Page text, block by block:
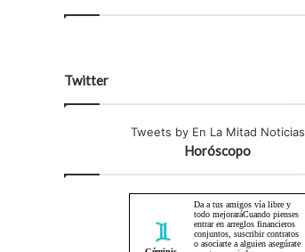
Twitter
Tweets by En La Mitad Noticias
Horóscopo